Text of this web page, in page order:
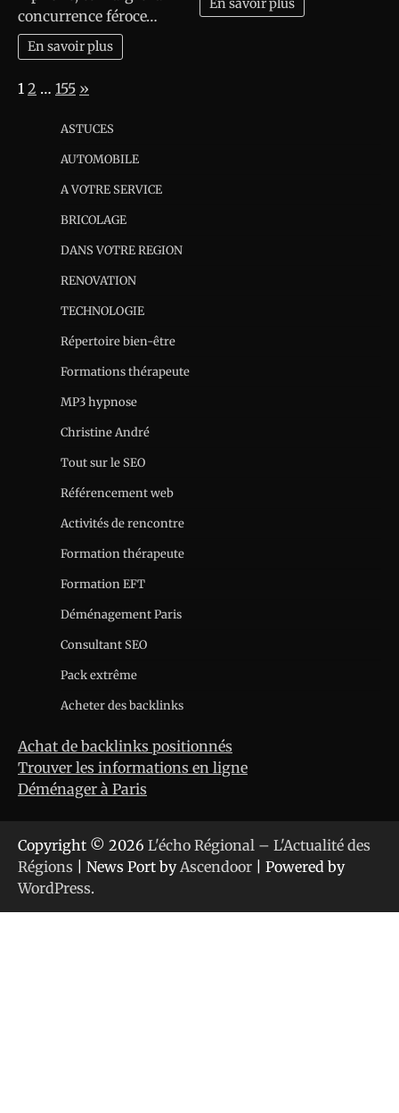
concurrence féroce…
En savoir plus
En savoir plus
Page:
1 2 … 155 Next
»
ASTUCES
AUTOMOBILE
A VOTRE SERVICE
BRICOLAGE
DANS VOTRE REGION
RENOVATION
TECHNOLOGIE
Répertoire bien-être
Formations thérapeute
MP3 hypnose
Christine André
Tout sur le SEO
Référencement web
Activités de rencontre
Formation thérapeute
Formation EFT
Déménagement Paris
Consultant SEO
Pack extrême
Acheter des backlinks
Achat de backlinks positionnés
Trouver les informations en ligne
Déménager à Paris
Copyright © 2026 L'écho Régional – L'Actualité des
Régions | News Port by Ascendoor | Powered by
WordPress.